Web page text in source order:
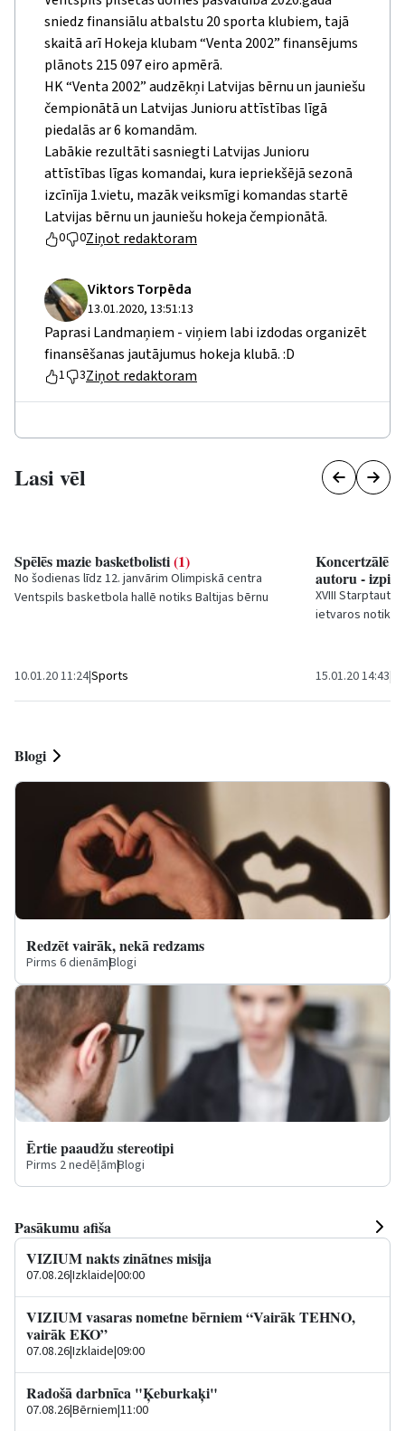
sniedz finansiālu atbalstu 20 sporta klubiem, tajā
skaitā arī Hokeja klubam “Venta 2002” finansējums
plānots 215 097 eiro apmērā.
HK “Venta 2002” audzēkņi Latvijas bērnu un jauniešu
čempionātā un Latvijas Junioru attīstības līgā
piedalās ar 6 komandām.
Labākie rezultāti sasniegti Latvijas Junioru
attīstības līgas komandai, kura iepriekšējā sezonā
izcīnīja 1.vietu, mazāk veiksmīgi komandas startē
Latvijas bērnu un jauniešu hokeja čempionātā.
0 0Ziņot redaktoram
Viktors Torpēda
13.01.2020, 13:51:13
Paprasi Landmaņiem - viņiem labi izdodas organizēt
finansēšanas jautājumus hokeja klubā. :D
1 3Ziņot redaktoram
Lasi vēl
Spēlēs mazie basketbolisti(1)
No šodienas līdz 12. janvārim Olimpiskā centra
Ventspils basketbola hallē notiks Baltijas bērnu
10.01.20 11:24|Sports
Koncertzālē
autoru -
XVIII
ietvaros notiks
15.01.20 14:43|
Blogi
Redzēt vairāk, nekā redzams
Pirms 6 dienām|Blogi
Ērtie paaudžu stereotipi
Pirms 2 nedēļām|Blogi
Pasākumu afiša
VIZIUM nakts zinātnes misija
07.08.26|Izklaide|00:00
VIZIUM vasaras nometne bērniem “Vairāk TEHNO,
vairāk EKO”
07.08.26|Izklaide|09:00
Radošā darbnīca "Ķeburkaķi"
07.08.26|Bērniem|11:00